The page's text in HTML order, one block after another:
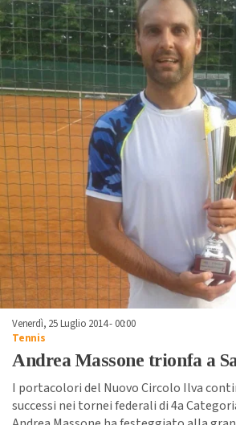
Venerdì, 25 Luglio 2014 - 00:00
Tennis
Andrea Massone trionfa a
I portacolori del Nuovo Circolo Ilva
successi nei tornei federali di 4a